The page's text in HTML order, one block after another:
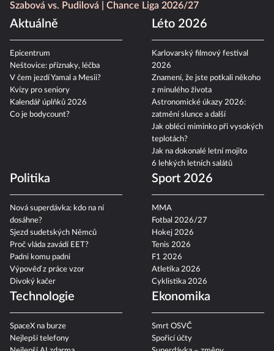
Szabová vs. Pudilová
Chance Liga 2026/27
Aktuálně
Epicentrum
Neštovice: příznaky, léčba
V čem jezdí Yamal a Mesii?
Kvízy pro seniory
Kalendář úplňků 2026
Co je bodycount?
Léto 2026
Karlovarský filmový festival
2026
Znamení, že jste potkali někoho
z minulého života
Astronomické úkazy 2026:
zatmění slunce a další
Jak obléci miminko při vysokých
teplotách?
Jak na dokonalé letní mojito
6 lehkých letních salátů
Politika
Nová superdávka: kdo na ní
dosáhne?
Sjezd sudetských Němců
Proč vláda zavádí EET?
Padni komu padni
Výpověď z práce vzor
Divoký kačer
Sport 2026
MMA
Fotbal 2026/27
Hokej 2026
Tenis 2026
F1 2026
Atletika 2026
Cyklistika 2026
Technologie
SpaceX na burze
Nejlepší telefony
Ekonomika
Smrt OSVČ
Spořicí účty